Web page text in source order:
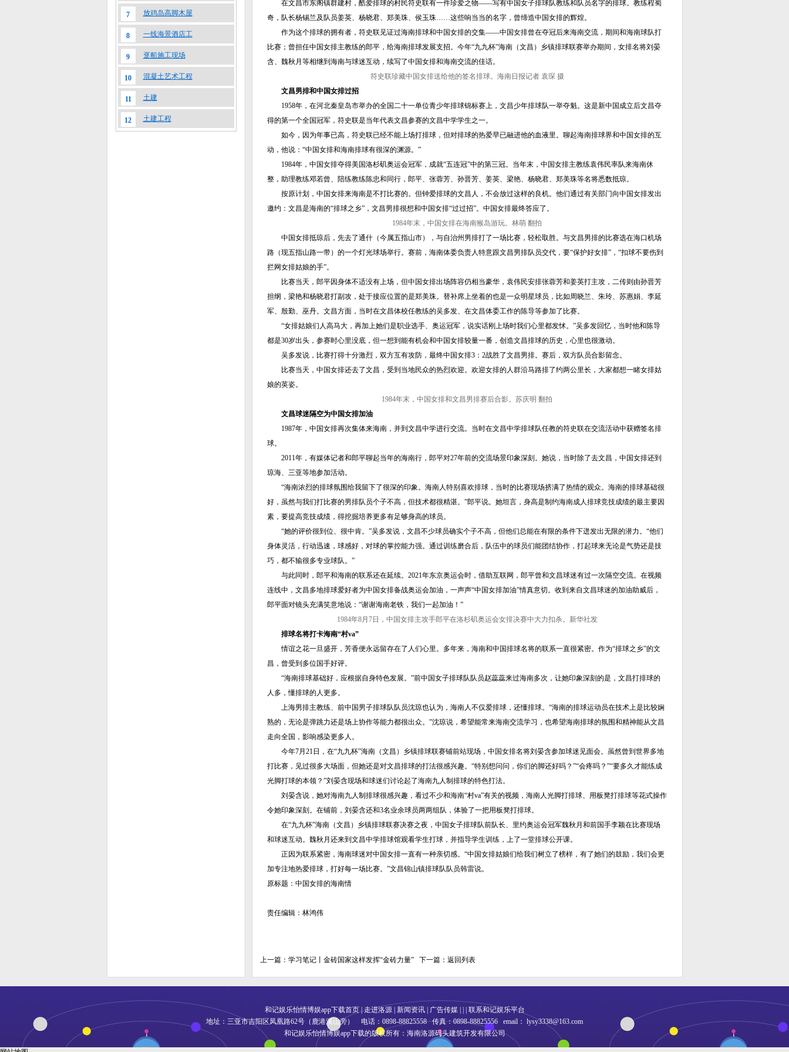
7 放鸡岛高脚木屋
8 一线海景酒店工
9 趸船施工现场
10 混凝土艺术工程
11 土建
12 土建工程
在文昌市东阁镇群建村，酷爱排球的村民符史联有一件珍爱之物——写有中国女子排球队教练和队员名字的排球。教练程蜀
奇，队长杨锡兰及队员姜英、杨晓君、郑美珠、侯玉珠……这些响当当的名字，曾缔造中国女排的辉煌。
作为这个排球的拥有者，符史联见证过海南排球和中国女排的交集——中国女排曾在夺冠后来海南交流，期间和海南球队打
比赛；曾担任中国女排主教练的郎平，给海南排球发展支招。今年“九九杯”海南（文昌）乡镇排球联赛举办期间，女排名将刘晏
含、魏秋月等相继到海南与球迷互动，续写了中国女排和海南交流的佳话。
符史联珍藏中国女排送给他的签名排球。海南日报记者 袁琛 摄
文昌男排和中国女排过招
1958年，在河北秦皇岛市举办的全国二十一单位青少年排球锦标赛上，文昌少年排球队一举夺魁。这是新中国成立后文昌夺
得的第一个全国冠军，符史联是当年代表文昌参赛的文昌中学学生之一。
如今，因为年事已高，符史联已经不能上场打排球，但对排球的热爱早已融进他的血液里。聊起海南排球界和中国女排的互
动，他说：“中国女排和海南排球有很深的渊源。”
1984年，中国女排夺得美国洛杉矶奥运会冠军，成就“五连冠”中的第三冠。当年末，中国女排主教练袁伟民率队来海南休
整，助理教练邓若曾、陪练教练陈忠和同行，郎平、张蓉芳、孙晋芳、姜英、梁艳、杨晓君、郑美珠等名将悉数抵琼。
按原计划，中国女排来海南是不打比赛的。但钟爱排球的文昌人，不会放过这样的良机。他们通过有关部门向中国女排发出
邀约：文昌是海南的“排球之乡”，文昌男排很想和中国女排“过过招”。中国女排最终答应了。
1984年末，中国女排在海南猴岛游玩。林萌 翻拍
中国女排抵琼后，先去了通什（今属五指山市），与自治州男排打了一场比赛，轻松取胜。与文昌男排的比赛选在海口机场
路（现五指山路一带）的一个灯光球场举行。赛前，海南体委负责人特意跟文昌男排队员交代，要“保护好女排”，“扣球不要伤到
拦网女排姑娘的手”。
比赛当天，郎平因身体不适没有上场，但中国女排出场阵容仍相当豪华，袁伟民安排张蓉芳和姜英打主攻，二传则由孙晋芳
担纲，梁艳和杨晓君打副攻，处于接应位置的是郑美珠。替补席上坐着的也是一众明星球员，比如周晓兰、朱玲、苏惠娟、李延
军、殷勤、巫丹。文昌方面，当时在文昌体校任教练的吴多发、在文昌体委工作的陈导等参加了比赛。
“女排姑娘们人高马大，再加上她们是职业选手、奥运冠军，说实话刚上场时我们心里都发怵。”吴多发回忆，当时他和陈导
都是30岁出头，参赛时心里没底，但一想到能有机会和中国女排较量一番，创造文昌排球的历史，心里也很激动。
吴多发说，比赛打得十分激烈，双方互有攻防，最终中国女排3：2战胜了文昌男排。赛后，双方队员合影留念。
比赛当天，中国女排还去了文昌，受到当地民众的热烈欢迎。欢迎女排的人群沿马路排了约两公里长，大家都想一睹女排姑
娘的英姿。
1984年末，中国女排和文昌男排赛后合影。苏庆明 翻拍
文昌球迷隔空为中国女排加油
1987年，中国女排再次集体来海南，并到文昌中学进行交流。当时在文昌中学排球队任教的符史联在交流活动中获赠签名排
球。
2011年，有媒体记者和郎平聊起当年的海南行，郎平对27年前的交流场景印象深刻。她说，当时除了去文昌，中国女排还到
琼海、三亚等地参加活动。
“海南浓烈的排球氛围给我留下了很深的印象。海南人特别喜欢排球，当时的比赛现场挤满了热情的观众。海南的排球基础很
好，虽然与我们打比赛的男排队员个子不高，但技术都很精湛。”郎平说。她坦言，身高是制约海南成人排球竞技成绩的最主要因
素，要提高竞技成绩，得挖掘培养更多有足够身高的球员。
“她的评价很到位、很中肯。”吴多发说，文昌不少球员确实个子不高，但他们总能在有限的条件下迸发出无限的潜力。“他们
身体灵活，行动迅速，球感好，对球的掌控能力强。通过训练磨合后，队伍中的球员们能团结协作，打起球来无论是气势还是技
巧，都不输很多专业球队。”
与此同时，郎平和海南的联系还在延续。2021年东京奥运会时，借助互联网，郎平曾和文昌球迷有过一次隔空交流。在视频
连线中，文昌多地排球爱好者为中国女排备战奥运会加油，一声声“中国女排加油”情真意切。收到来自文昌球迷的加油助威后，
郎平面对镜头充满笑意地说：“谢谢海南老铁，我们一起加油！”
1984年8月7日，中国女排主攻手郎平在洛杉矶奥运会女排决赛中大力扣杀。新华社发
排球名将打卡海南“村va”
情谊之花一旦盛开，芳香便永远留存在了人们心里。多年来，海南和中国排球名将的联系一直很紧密。作为“排球之乡”的文
昌，曾受到多位国手好评。
“海南排球基础好，应根据自身特色发展。”前中国女子排球队队员赵蕊蕊来过海南多次，让她印象深刻的是，文昌打排球的
人多，懂排球的人更多。
上海男排主教练、前中国男子排球队队员沈琼也认为，海南人不仅爱排球，还懂排球。“海南的排球运动员在技术上是比较娴
熟的，无论是弹跳力还是场上协作等能力都很出众。”沈琼说，希望能常来海南交流学习，也希望海南排球的氛围和精神能从文昌
走向全国，影响感染更多人。
今年7月21日，在“九九杯”海南（文昌）乡镇排球联赛铺前站现场，中国女排名将刘晏含参加球迷见面会。虽然曾到世界多地
打比赛，见过很多大场面，但她还是对文昌排球的打法很感兴趣。“特别想问问，你们的脚还好吗？”“会疼吗？”“要多久才能练成
光脚打球的本领？”刘晏含现场和球迷们讨论起了海南九人制排球的特色打法。
刘晏含说，她对海南九人制排球很感兴趣，看过不少和海南“村va”有关的视频，海南人光脚打排球、用板凳打排球等花式操作
令她印象深刻。在铺前，刘晏含还和3名业余球员两两组队，体验了一把用板凳打排球。
在“九九杯”海南（文昌）乡镇排球联赛决赛之夜，中国女子排球队前队长、里约奥运会冠军魏秋月和前国手李颖在比赛现场
和球迷互动。魏秋月还来到文昌中学排球馆观看学生打球，并指导学生训练，上了一堂排球公开课。
正因为联系紧密，海南球迷对中国女排一直有一种亲切感。“中国女排姑娘们给我们树立了榜样，有了她们的鼓励，我们会更
加专注地热爱排球，打好每一场比赛。”文昌锦山镇排球队队员韩雷说。
原标题：中国女排的海南情
责任编辑：林鸿伟
上一篇： 学习笔记丨金砖国家这样发挥“金砖力量”下一篇： 返回列表
和记娱乐怡情博娱app下载首页|走进洛源| 新闻资讯| 广告传媒| | | 联系和记娱乐平台
地址：三亚市吉阳区凤凰路62号（鹿港溪山旁） 电话：0898-88825558 传真：0898-88825556 email： lysy3338@163.com
和记娱乐怡情博娱app下载的版权所有：海南洛源码头建筑开发有限公司